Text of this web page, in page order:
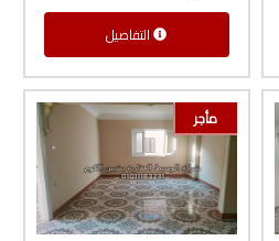
التفاصيل
مأجر